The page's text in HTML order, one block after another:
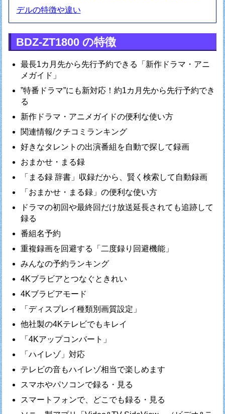
デルの特徴や違い
BDZ-ZT1800 の特徴
最長1カ月先から先行予約できる「新作ドラマ・アニ
メガイド」
”特番ドラマ”にも新対応！約1カ月先から先行予約でき
る
新作ドラマ・アニメガイドの便利な使い方
関連情報/クチコミランキング
好きなタレントの出演番組を自動で探して録画
おまかせ・まる録
「まる録 辞書」収録だから、賢く検索して自動録画
「おまかせ・まる録」の便利な使い方
ドラマの初回や最終回だけ放送延長されても追跡して
録る
番組名予約
重複録画を回避する「二度録り回避機能」
みんなの予約ランキング
4Kブラビアとつなぐときれい
4Kブラビアモード
「ディスプレイ種類別画質設定」
他社製の4Kテレビでもキレイ
「4Kアップコンバート」
「ハイレゾ」対応
テレビの音もハイレゾ相当で楽しめます
スマホやパソコンで録る・見る
スマートフォンで、どこでも録る・見る